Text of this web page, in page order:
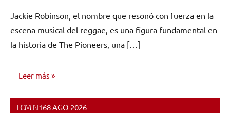
comentarios
Jackie Robinson, el nombre que resonó con fuerza en la
escena musical del reggae, es una figura fundamental en
la historia de The Pioneers, una […]
Leer más
INVESTIGACIÓN
LCM N168 AGO 2026